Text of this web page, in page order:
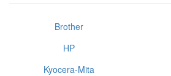
Brother
HP
Kyocera-Mita